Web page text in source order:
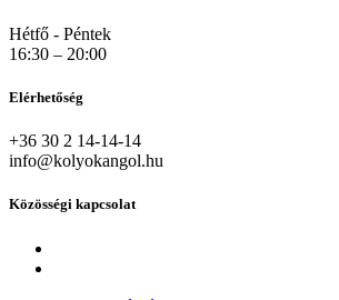
Hétfő - Péntek
16:30 – 20:00
Elérhetőség
+36 30 2 14-14-14
info@kolyokangol.hu
Közösségi kapcsolat